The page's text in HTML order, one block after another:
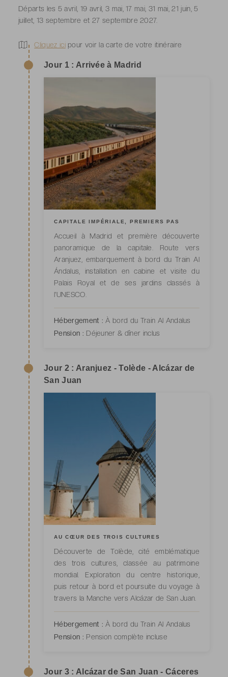
Départs les 5 avril, 19 avril, 3 mai, 17 mai, 31 mai, 21 juin, 5
juillet, 13 septembre et 27 septembre 2027.
Cliquez icipour voir la carte de votre itinéraire
Jour 1 : Arrivée à Madrid
CAPITALE IMPÉRIALE, PREMIERS PAS
Accueil à Madrid et première découverte
panoramique de la capitale. Route vers
Aranjuez, embarquement à bord du Train Al
Ándalus, installation en cabine et visite du
Palais Royal et de ses jardins classés à
l'UNESCO.
Hébergement : À bord du Train Al Andalus
Pension : Déjeuner & dîner inclus
Jour 2 : Aranjuez - Tolède - Alcázar de
San Juan
AU CŒUR DES TROIS CULTURES
Découverte de Tolède, cité emblématique
des trois cultures, classée au patrimoine
mondial. Exploration du centre historique,
puis retour à bord et poursuite du voyage à
travers la Manche vers Alcázar de San Juan.
Hébergement : À bord du Train Al Andalus
Pension : Pension complète incluse
Jour 3 : Alcázar de San Juan - Cáceres